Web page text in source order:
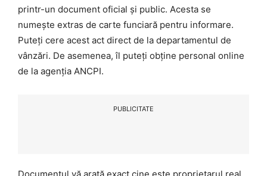
printr-un document oficial și public. Acesta se
numește extras de carte funciară pentru informare.
Puteți cere acest act direct de la departamentul de
vânzări. De asemenea, îl puteți obține personal online
de la agenția ANCPI.
PUBLICITATE
Documentul vă arată exact cine este proprietarul real